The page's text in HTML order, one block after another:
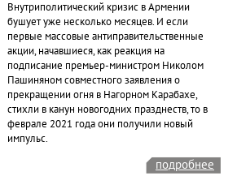
Внутриполитический кризис в Армении
бушует уже несколько месяцев. И если
первые массовые антиправительственные
акции, начавшиеся, как реакция на
подписание премьер-министром Николом
Пашиняном совместного заявления о
прекращении огня в Нагорном Карабахе,
стихли в канун новогодних празднеств, то в
феврале 2021 года они получили новый
импульс.
подробнее